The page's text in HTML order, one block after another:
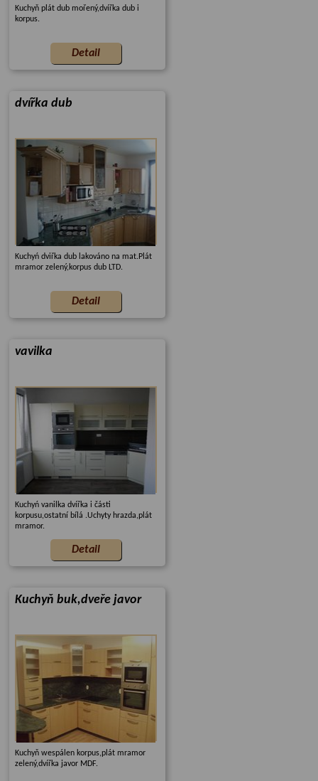
Kuchyň plát dub mořený,dvířka dub i
korpus.
dvířka dub
Kuchyń dviřka dub lakováno na mat.Plát
mramor zelený,korpus dub LTD.
vavilka
Kuchyń vanilka dvířka i části
korpusu,ostatní bílá .Uchyty hrazda,plát
mramor.
Kuchyň buk,dveře javor
Kuchyň wespálen korpus,plát mramor
zelený,dvířka javor MDF.